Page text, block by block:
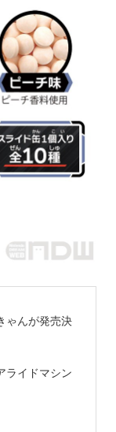
ゃんが発売決
ライドマシン